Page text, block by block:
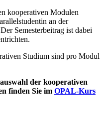
kooperativen Modulen
an der
Semesterbeitrag ist dabei
Studium sind pro Modul
der kooperativen
finden Sie im OPAL-Kurs